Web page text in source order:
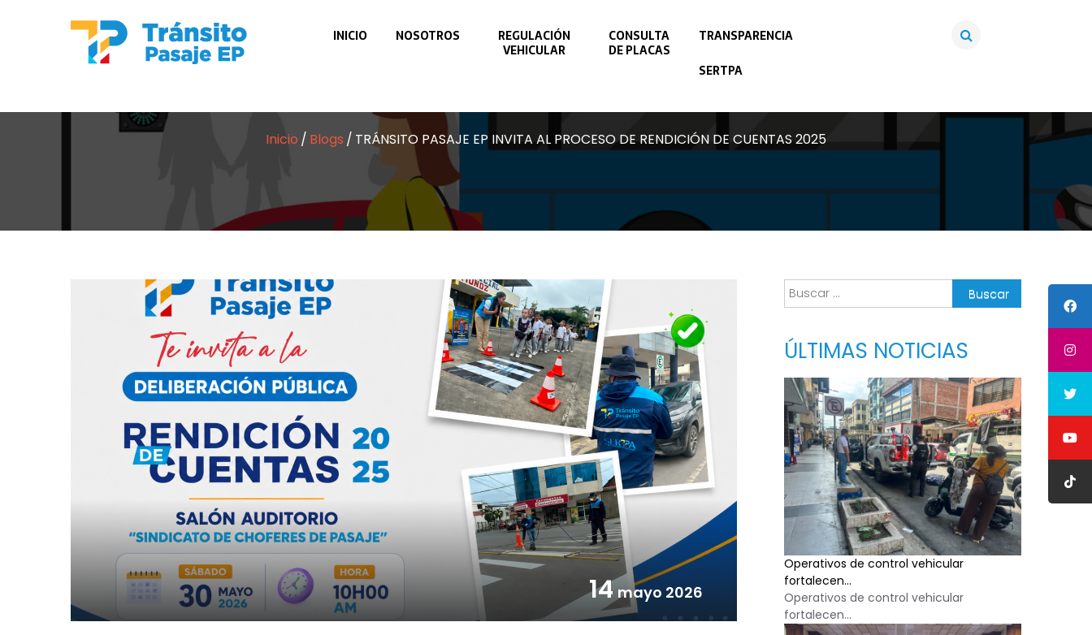
INICIO NOSOTROS
REGULACIÓN
VEHICULAR
CONSULTA
DE PLACAS
TRANSPARENCIA
SERTPA
Inicio Blogs TRÁNSITO PASAJE EP INVITA AL PROCESO DE RENDICIÓN DE CUENTAS 2025
14 mayo 2026
Buscar:
ÚLTIMAS NOTICIAS
Operativos de control vehicular
fortalecen...
Operativos de control vehicular
fortalecen...